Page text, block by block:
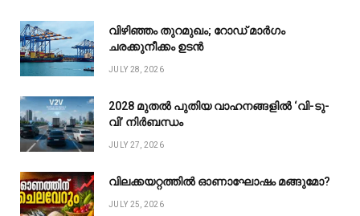
വിഴിഞ്ഞം തുറമുഖം; റോഡ് മാർഗം
ചരക്കുനീക്കം ഉടൻ
JULY 28, 2026
2028 മുതൽ പുതിയ വാഹനങ്ങളിൽ ‘വി-ടു-
വി’ നിർബന്ധം
JULY 27, 2026
വിലക്കയറ്റത്തിൽ ഓണാഘോഷം മങ്ങുമോ?
JULY 25, 2026